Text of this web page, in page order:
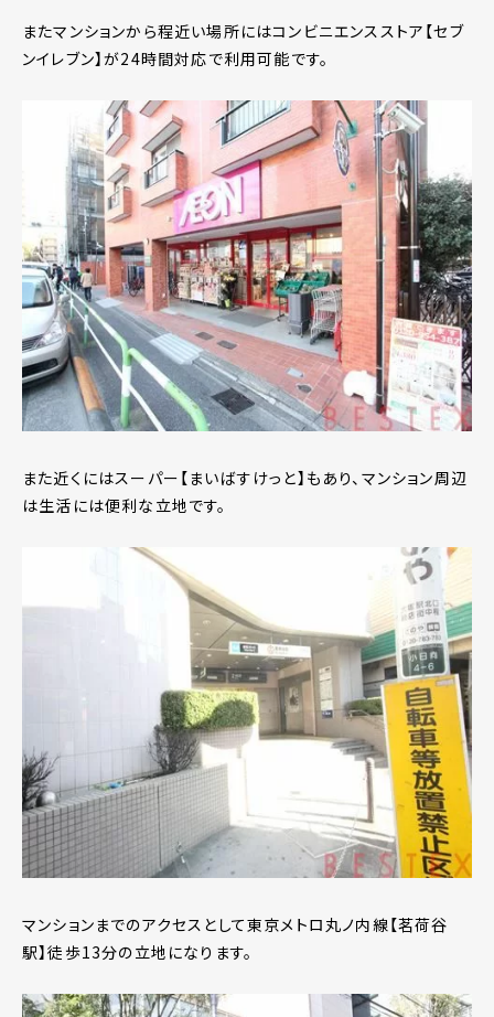
またマンションから程近い場所にはコンビニエンスストア【セブ
ンイレブン】が24時間対応で利用可能です。
また近くにはスーパー【まいばすけっと】もあり、マンション周辺
は生活には便利な立地です。
マンションまでのアクセスとして東京メトロ丸ノ内線【茗荷谷
駅】徒歩13分の立地になります。